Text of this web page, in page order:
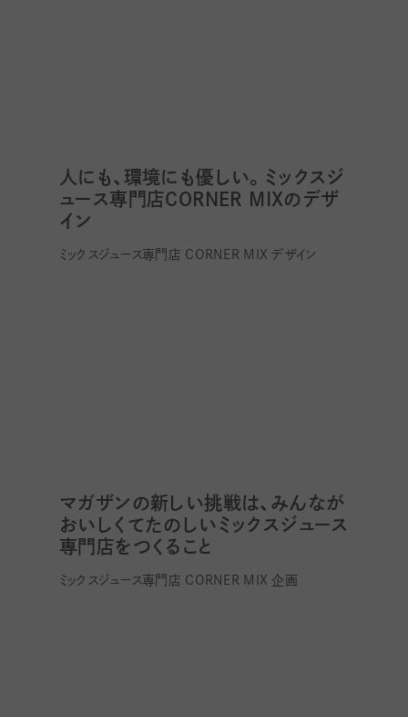
人にも、環境にも優しい。ミックスジ
ュース専門店CORNER MIXのデザ
イン
ミックスジュース専門店 CORNER MIX デザイン
マガザンの新しい挑戦は、みんなが
おいしくてたのしいミックスジュース
専門店をつくること
ミックスジュース専門店 CORNER MIX 企画